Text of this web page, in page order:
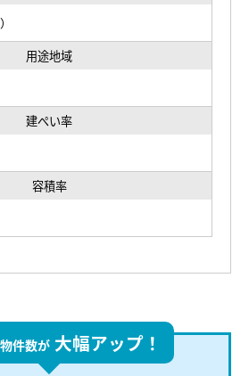
用途地域
建ぺい率
容積率
件数が 大幅アップ！